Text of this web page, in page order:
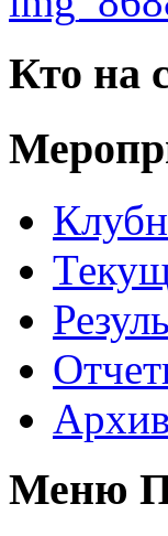
Кто на
Архив
Меню